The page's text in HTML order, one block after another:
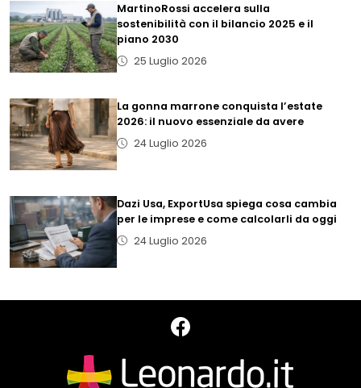
MartinoRossi accelera sulla
sostenibilità con il bilancio 2025 e il
piano 2030
25 Luglio 2026
La gonna marrone conquista l’estate
2026: il nuovo essenziale da avere
24 Luglio 2026
Dazi Usa, ExportUsa spiega cosa cambia
per le imprese e come calcolarli da oggi
24 Luglio 2026